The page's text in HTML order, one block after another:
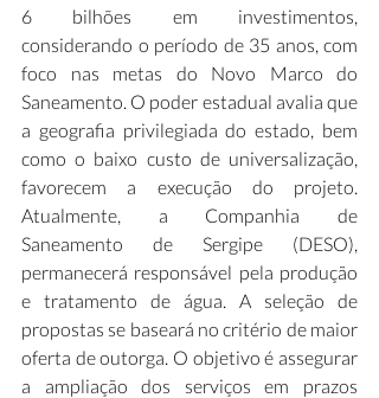
6 bilhões em investimentos,
considerando o período de 35 anos, com
foco nas metas do Novo Marco do
Saneamento. O poder estadual avalia que
a geografia privilegiada do estado, bem
como o baixo custo de universalização,
favorecem a execução do projeto.
Atualmente, a Companhia de
Saneamento de Sergipe (DESO),
permanecerá responsável pela produção
e tratamento de água. A seleção de
propostas se baseará no critério de maior
oferta de outorga. O objetivo é assegurar
a ampliação dos serviços em prazos